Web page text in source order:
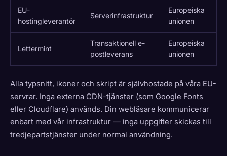
EU-
hostingleverantör
Serverinfrastruktur
Europeiska
unionen
Lettermint
Transaktionell e-
postleverans
Europeiska
unionen
Alla typsnitt, ikoner och skript är självhostade på våra EU-
servrar. Inga externa CDN-tjänster (som Google Fonts
eller Cloudflare) används. Din webläsare kommunicerar
enbart med vår infrastruktur — inga uppgifter skickas till
tredjepartstjänster under normal användning.